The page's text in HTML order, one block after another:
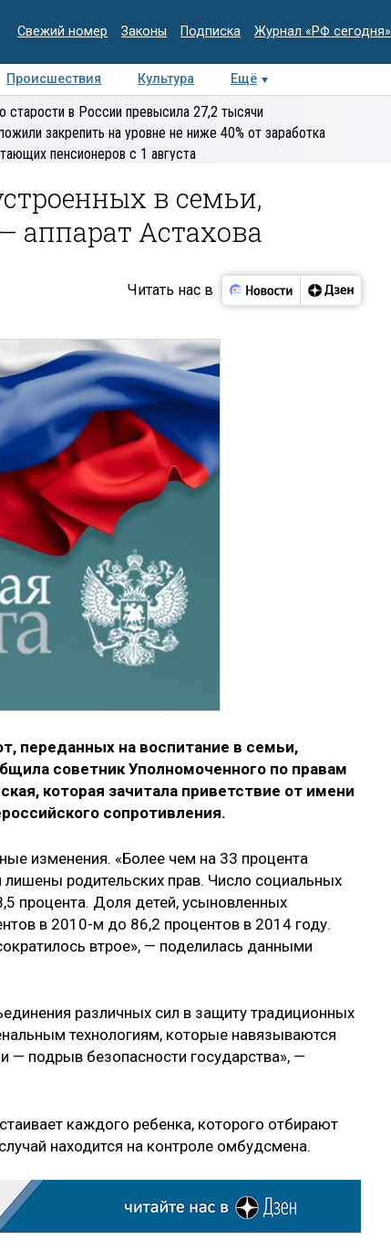
Свежий номер Законы Подписка Журнал «РФ сегодня»
Происшествия Культура Ещё
Интервью Колумнисты
экспертиза
старости в России превысила 27,2 тысячи
закрепить на уровне не ниже 40% от заработка
пенсионеров с 1 августа
в семьи,
аппарат Астахова
Читать нас в
переданных на воспитание в семьи,
советник Уполномоченного по правам
которая зачитала приветствие от имени
сопротивления.
изменения. «Более чем на 33 процента
родительских прав. Число социальных
процента. Доля детей, усыновленных
в 2010-м до 86,2 процентов в 2014 году.
втрое», — поделилась данными
различных сил в защиту традиционных
технологиям, которые навязываются
— подрыв безопасности государства», —
каждого ребенка, которого отбирают
находится на контроле омбудсмена.